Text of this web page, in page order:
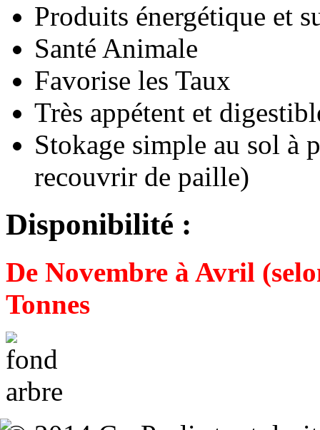
Produits énergétique et
Santé Animale
Favorise les Taux
Très appétent et
Stokage simple au sol à
recouvrir de paille)
Disponibilité :
De Novembre à Avril
Tonnes